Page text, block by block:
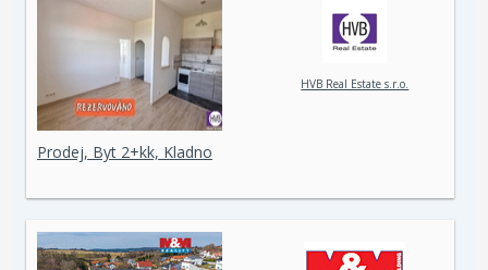
HVB Real Estate s.r.o.
Prodej, Byt 2+kk, Kladno